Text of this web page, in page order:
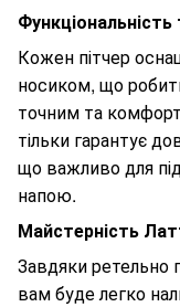
Кожен пітчер
носиком, що
точним та
тільки гарантує
що важливо для
напою.
Майстерність
Завдяки ретельно
вам буде легко